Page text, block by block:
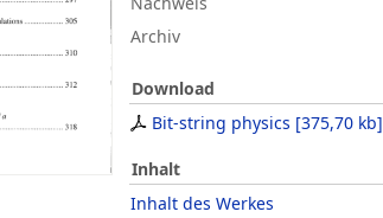
Archiv
Download
Bit-string physics [375,70 kb]
Inhalt
Inhalt des Werkes